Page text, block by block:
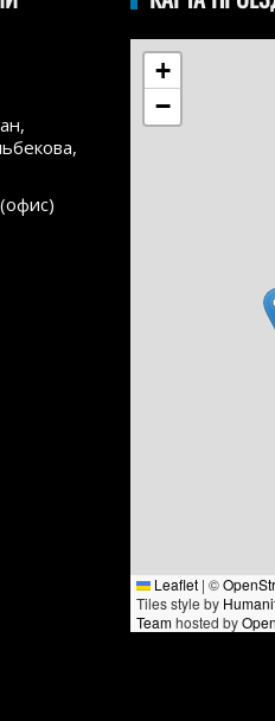
+
−
Leaflet | ©
Tiles style by
Teamhosted by